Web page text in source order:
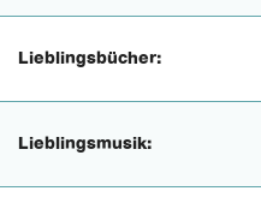
Lieblingsbücher:
Lieblingsmusik: